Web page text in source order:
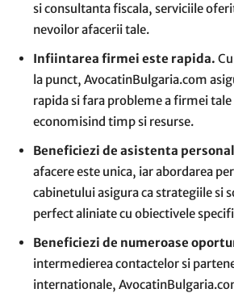
si consultanta fiscala, serviciile
nevoilor afacerii tale.
Infiintarea firmei este rapida.
la punct, AvocatinBulgaria.com
rapida si fara probleme a firmei
economisind timp si resurse.
Beneficiezi de asistenta
afacere este unica, iar abordarea
cabinetului asigura ca strategiile si
perfect aliniate cu obiectivele
Beneficiezi de numeroase
intermedierea contactelor si
internationale,